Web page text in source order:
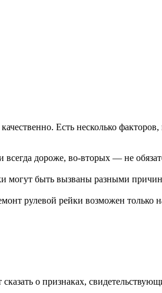
Есть несколько
дороже, во-вторых — не
могут быть вызваны разными
рулевой рейки возможен только
о признаках,